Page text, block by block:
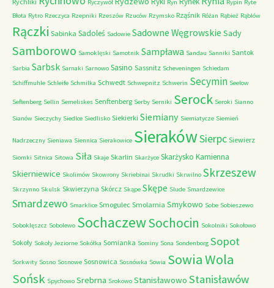
Ryczywół Ryn Rypin Ryte
Błota Rytro Rzeczyca Rzepniki Rzeszów Rzuców Rzymsko Rząśnik Różan Rąbież Rąblów
Rączki Sabinka Sadoleś Sadowie Sadowne Węgrowskie Sady
Samborowo Samoklęski Samotnik Sampława Sandau Sanniki Santok
Sarbia Sarbsk Sarnaki Sarnowo Sasino Sassnitz Scheveningen Schiedam
Schiffmuhle Schleife Schmilka Schwedt Schwepnitz Schwerin Secymin Seelow
Seftenberg Sellin Semeliskes Senftenberg Serby Serniki Serock Seroki Sianno
Sianów Sieczychy Siedlce Siedlisko Siekierki Siemiany Siemiatycze Siemień
Nadrzeczny Sieniawa Siennica Sierakowice SierakówSierpc Siewierz
Siomki Sitnica Sitowa Siła Skaje Skarlin Skarżyce Skarżysko Kamienna
Skierniewice Skolimów Skowrony Skriebinai Skrudki Skrwilno Skrzeszew
Skrzynno Skulsk Skwierzyna Skórcz Skąpe Skępe Slude Smardzewice
Smardzewo Smarklice Smogulec Smolarnia Smykowo Sobe Sobieszewo
Soboklęszcz Sobolewo SochaczewSochocin Sokolniki Sokołowo
Sokoły Sokoły Jeziorne Sokółka Somianka Sominy Sona Sondenborg Sopot
Sorkwity Sosno Sosnowe Sosnowica Sosnówka Sowia Sowia Wola
Sońsk Spychowo Srebrna Srokowo Stanisławowo Stanisławów